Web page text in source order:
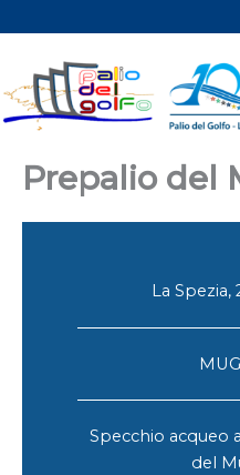
al
contenuto
Prepalio del
La Spezia,
Specchio acqueo
del